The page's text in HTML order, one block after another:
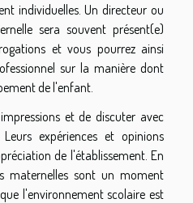
individuelles. Un directeur ou
sera souvent présent(e)
et vous pourrez ainsi
sur la manière dont
de l'enfant.
et de discuter avec
expériences et opinions
de l'établissement. En
maternelles sont un moment
l'environnement scolaire est